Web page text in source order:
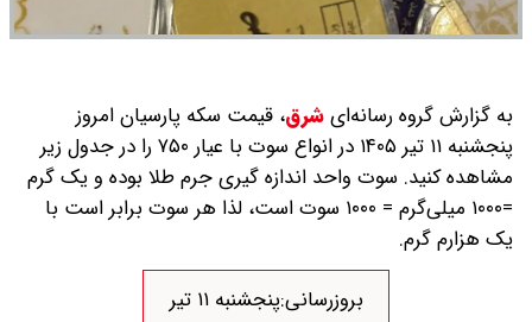
به گزارش گروه رسانه‌ایشرق، قیمت سکه پارسیان امروز
پنجشنبه ۱۱ تیر ۱۴۰۵ در انواع سوت با عیار ۷۵۰ را در جدول زیر
مشاهده کنید. سوت واحد اندازه گیری جرم طلا بوده و یک گرم
=۱۰۰۰ میلی‌گرم = ۱۰۰۰ سوت است، لذا هر سوت برابر است با
یک هزارم گرم.
بروزرسانی:پنجشنبه ۱۱ تیر